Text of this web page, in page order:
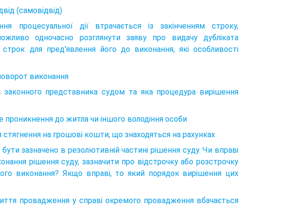
(самовідвід)
процесуальної дії втрачається із закінченням строку,
одночасно розглянути заяву про видачу дубліката
для пред'явлення його до виконання, які особливості
виконання
представника судом та яка процедура вирішення
до житла чи іншого володіння особи
на грошові кошти, що знаходяться на рахунках
зазначено в резолютивній частині рішення суду. Чи вправі
рішення суду, зазначити про відстрочку або розстрочку
виконання? Якщо вправі, то який порядок вирішення цих
провадження у справі окремого провадження вбачається